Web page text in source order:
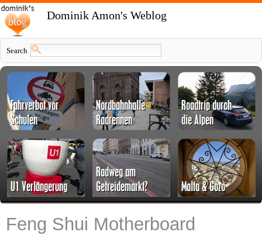
Dominik Amon's Weblog
Search
Feng Shui Motherboard